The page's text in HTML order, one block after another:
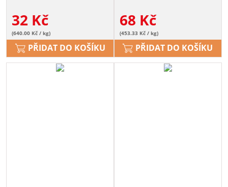
32 Kč
(640.00 Kč / kg)
PŘIDAT DO KOŠÍKU
68 Kč
(453.33 Kč / kg)
PŘIDAT DO KOŠÍKU